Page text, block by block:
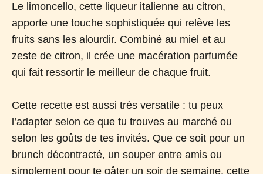
Le limoncello, cette liqueur italienne au citron,
apporte une touche sophistiquée qui relève les
fruits sans les alourdir. Combiné au miel et au
zeste de citron, il crée une macération parfumée
qui fait ressortir le meilleur de chaque fruit.
Cette recette est aussi très versatile : tu peux
l’adapter selon ce que tu trouves au marché ou
selon les goûts de tes invités. Que ce soit pour un
brunch décontracté, un souper entre amis ou
simplement pour te gâter un soir de semaine, cette